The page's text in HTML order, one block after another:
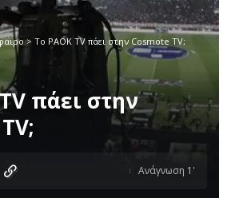
> Το PAOK TV πάει στην Cosmote TV;
πάει στην
Ανάγνωση 1'